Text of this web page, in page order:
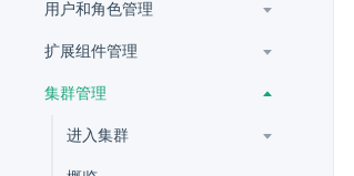
用户和角色管理
扩展组件管理
集群管理
进入集群